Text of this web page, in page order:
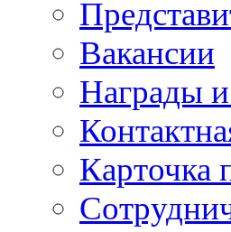
Вакансии
Награды
Карточка